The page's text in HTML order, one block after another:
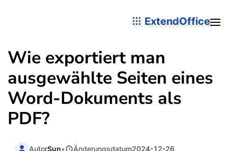
ExtendOffice
Wie exportiert man
ausgewählte Seiten eines
Word-Dokuments als
PDF?
AutorSun• Änderungsdatum2024-12-26